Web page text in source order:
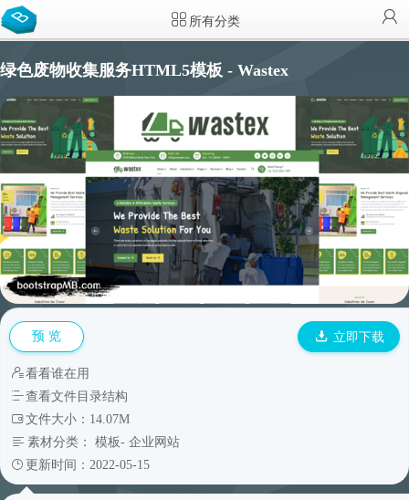
所有分类
绿色废物收集服务HTML5模板 - Wastex
预 览 立即下载
看看谁在用
查看文件目录结构
文件大小：14.07M
素材分类： 模板- 企业网站
更新时间：2022-05-15